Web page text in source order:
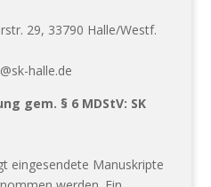
29, 33790 Halle/Westf.
halle.de
gem. § 6 MDStV: SK
eingesendete Manuskripte